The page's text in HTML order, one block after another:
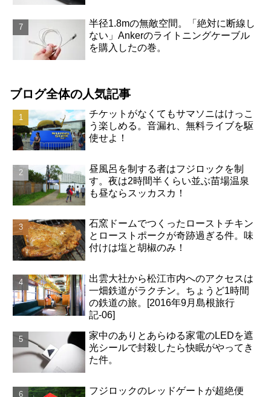
半径1.8mの無敵空間。「絶対に断線し
ない」Ankerのライトニングケーブル
を購入したの巻。
ブログ全体の人気記事
チケットがなくてもサマソニはけっこ
う楽しめる。音漏れ、無料ライブを駆
使せよ！
昼風呂を制する者はフジロックを制
す。夜は2時間半くらい並ぶ苗場温泉
も昼ならスッカスカ！
石窯ドームでつくったローストチキン
とローストポークが奇跡過ぎる件。味
付けは塩と胡椒のみ！
出雲大社から松江市内へのアクセスは
一畑鉄道がラクチン。ちょうど1時間
の鉄道の旅。[2016年9月島根旅行
記-06]
家中のありとあらゆる家電のLEDを遮
光シールで封殺したら快眠がやってき
た件。
フジロックのレッドゲートが超絶便